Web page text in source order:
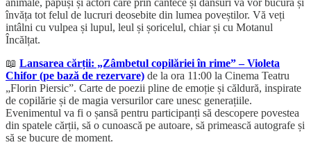
animale, păpuși și actori care prin cântece și dansuri vă vor bucura și
învăța tot felul de lucruri deosebite din lumea poveștilor. Vă veți
intâlni cu vulpea și lupul, leul și șoricelul, chiar și cu Motanul
Încălțat.
📖 Lansarea cărții: „Zâmbetul copilăriei în rime” – Violeta
Chifor (pe bază de rezervare) de la ora 11:00 la Cinema Teatru
„Florin Piersic”. Carte de poezii pline de emoție și căldură, inspirate
de copilărie și de magia versurilor care unesc generațiile.
Evenimentul va fi o șansă pentru participanți să descopere povestea
din spatele cărții, să o cunoască pe autoare, să primească autografe și
să se bucure de moment.